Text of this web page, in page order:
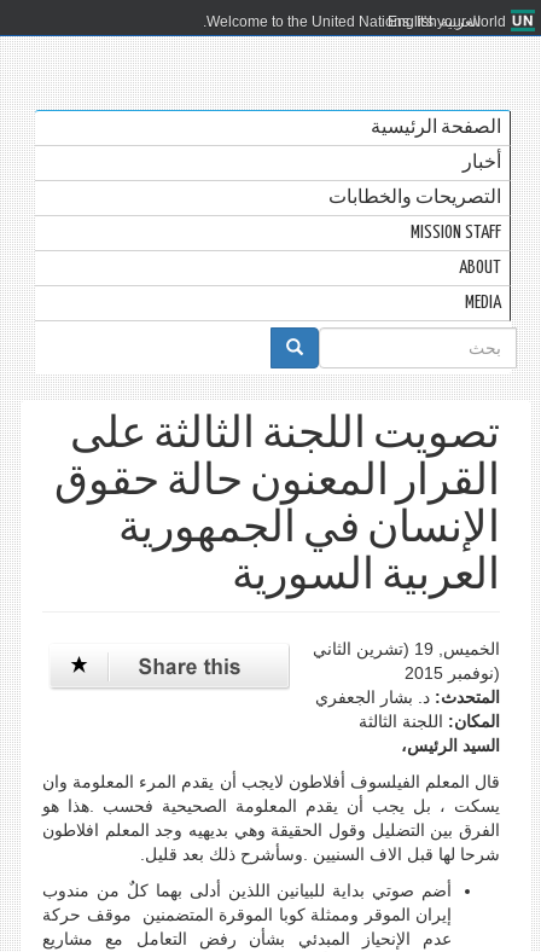
Welcome to the United Nations. It's your world.
العربية English
الصفحة الرئيسية
أخبار
التصريحات والخطابات
MISSION STAFF
ABOUT
MEDIA
استمارة
البحث
تصويت اللجنة الثالثة على
القرار المعنون حالة حقوق
الإنسان في الجمهورية
العربية السورية
الخميس, 19 (تشرين الثاني
(نوفمبر 2015
المتحدث: د. بشار الجعفري
المكان: اللجنة الثالثة
السيد الرئيس،
قال المعلم الفيلسوف أفلاطون لايجب أن يقدم المرء المعلومة وان
يسكت ، بل يجب أن يقدم المعلومة الصحيحية فحسب .هذا هو
الفرق بين التضليل وقول الحقيقة وهي بديهيه وجد المعلم افلاطون
شرحا لها قبل الاف السنيين .وسأشرح ذلك بعد قليل.
أضم صوتي بداية للبيانين اللذين أدلى بهما كلٌ من مندوب
إيران الموقر وممثلة كوبا الموقرة المتضمنين موقف حركة
عدم الإنحياز المبدئي بشأن رفض التعامل مع مشاريع